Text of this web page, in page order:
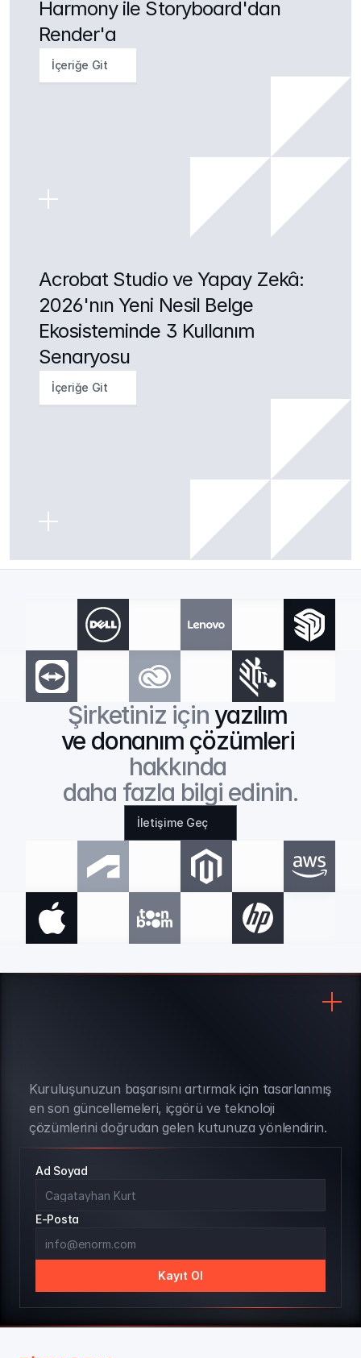
Harmony ile Storyboard'dan
Render'a
İçeriğe Git
Acrobat Studio ve Yapay Zekâ:
2026'nın Yeni Nesil Belge
Ekosisteminde 3 Kullanım
Senaryosu
İçeriğe Git
Şirketiniz için yazılım
ve donanım çözümleri
hakkında
daha fazla bilgi edinin.
İletişime Geç
BÜLTEN ABONELİĞİ
Kuruluşunuzun başarısını artırmak için tasarlanmış
en son güncellemeleri, içgörü ve teknoloji
çözümlerini doğrudan gelen kutunuza yönlendirin.
Ad Soyad
E-Posta
Kayıt Ol